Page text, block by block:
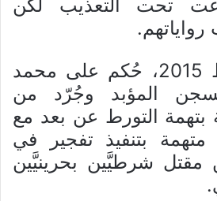
تحت التعذيب لكن
في فبراير/شباط 2015، حُكم على محمد
المؤبد وجُرّد من
بتهمة التورط عن بعد مع
بتنفيذ تفجير في
عن مقتل شرطيَّين بحرينيَّين